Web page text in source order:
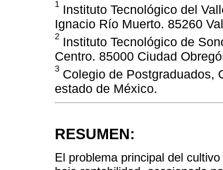
1 Instituto Tecnológico del
Ignacio Río Muerto. 85260
2 Instituto Tecnológico de
Centro. 85000 Ciudad
3 Colegio de Postgraduados,
estado de México.
RESUMEN:
El problema principal del